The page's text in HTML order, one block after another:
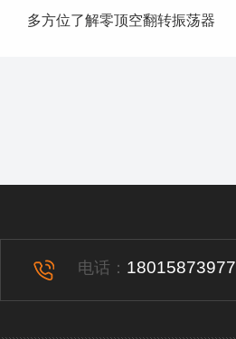
多方位了解零顶空翻转振荡器
电话： 18015873977